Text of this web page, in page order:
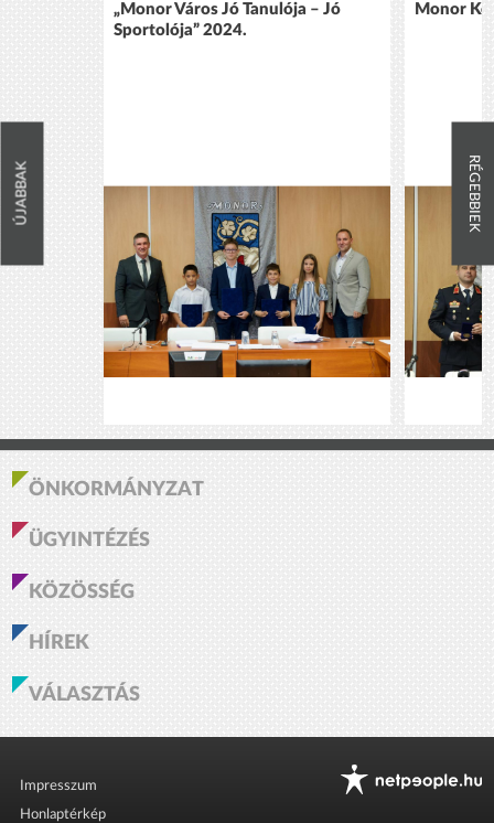
ÚJABBAK
„Monor Város Jó Tanulója – Jó
Sportolója” 2024.
Monor
RÉGEBBIEK
ÖNKORMÁNYZAT
ÜGYINTÉZÉS
KÖZÖSSÉG
HÍREK
VÁLASZTÁS
Impresszum
Honlaptérkép